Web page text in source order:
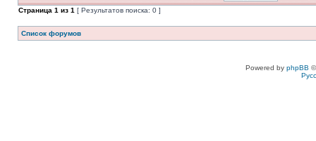
Страница 1 из 1 [ Результатов поиска: 0 ]
Список форумов
Powered by phpBB